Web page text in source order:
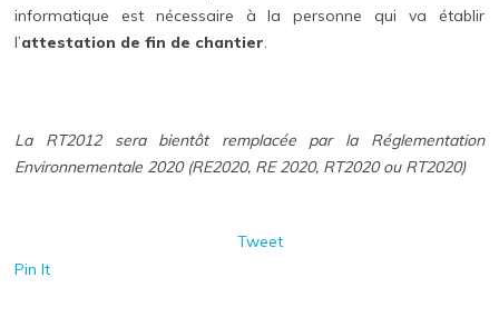
informatique est nécessaire à la personne qui va établir
l’attestation de fin de chantier.
La RT2012 sera bientôt remplacée par la Réglementation
Environnementale 2020 (RE2020, RE 2020, RT2020 ou RT2020)
Tweet
Pin It